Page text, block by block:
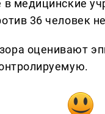
медицинские
36 человек
оценивают